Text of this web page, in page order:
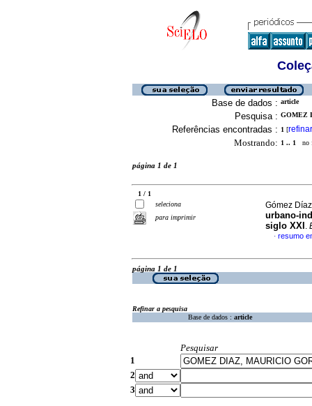
Base de dados : article
Pesquisa : GOMEZ
Referências encontradas : 1 [refinar
Mostrando: 1 .. 1 no
página 1 de 1
1 / 1
seleciona
para imprimir
Gómez
urbano-
siglo XXI .
· resumo
página 1 de 1
Refinar a pesquisa
Base de dados : article
Pesquisar
1
2
3